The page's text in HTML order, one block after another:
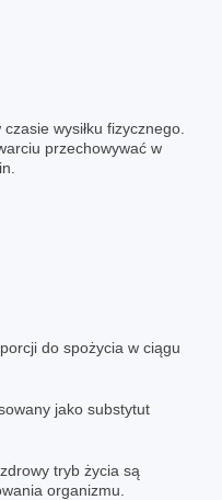
wysiłku fizycznego.
przechowywać w
do spożycia w ciągu
jako substytut
tryb życia są
organizmu.